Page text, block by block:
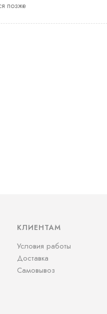
позже
КЛИЕНТАМ
Условия работы
Доставка
Самовывоз